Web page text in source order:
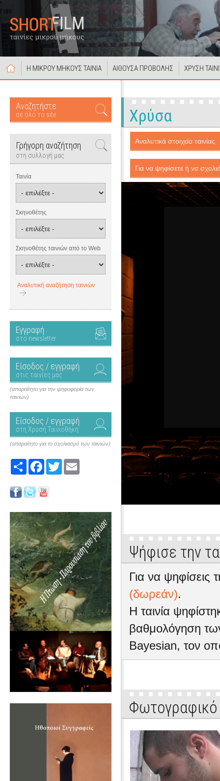
Η ΜΙΚΡΟΥ ΜΗΚΟΥΣ ΤΑΙΝΙΑ ΑΙΘΟΥΣΑ ΠΡΟΒΟΛΗΣ ΧΡΥΣΗ
Αναζητήστε
σε όλο το site
Γρήγορη αναζήτηση
στη συλλογή μας
Ταινία
Σκηνοθέτης
Σκηνοθέτης ταινιών από το Web
Αναλυτική αναζήτηση ταινιών
Εγγραφή
στο newsletter
Είσοδος / εγγραφή
στις ταινίες μας
(απαραίτητο για την ψηφοφορία των
ταινιών)
Είσοδος / εγγραφή
στη Χρυσή Ταινιοθήκη
(απαραίτητο για το σχολιασμό των ταινιών)
Share FacebookTwitter
Χρύσα
Αναλυτικά στοιχεία ταινίας
Για να ψηφίσετε ή να
Ψήφισε την
Για να ψηφίσεις
(δωρεάν).
Η ταινία
βαθμολόγηση
Bayesian, τον
Φωτογραφικό